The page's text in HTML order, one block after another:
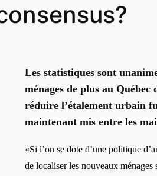
Les statistiques sont
ménages de plus au Québec
réduire l’étalement urbain
maintenant mis entre les
«Si l’on se dote d’une politique
de localiser les nouveaux